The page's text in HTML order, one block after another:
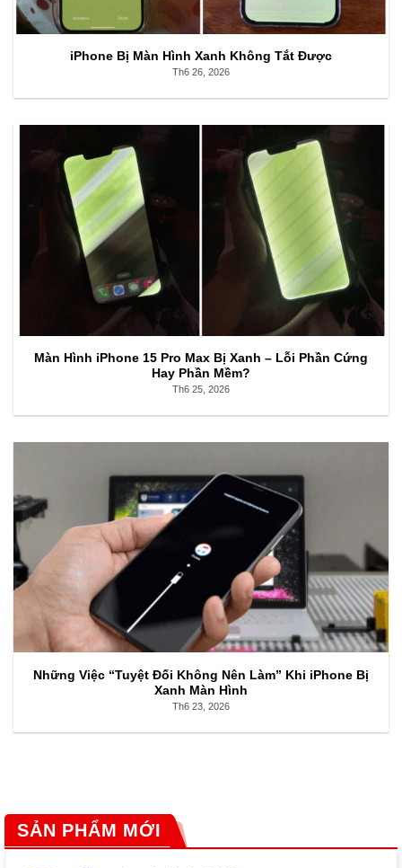
iPhone Bị Màn Hình Xanh Không Tắt Được
Th6 26, 2026
Màn Hình iPhone 15 Pro Max Bị Xanh – Lỗi Phần Cứng
Hay Phần Mềm?
Th6 25, 2026
Những Việc “Tuyệt Đối Không Nên Làm” Khi iPhone Bị
Xanh Màn Hình
Th6 23, 2026
SẢN PHẨM MỚI